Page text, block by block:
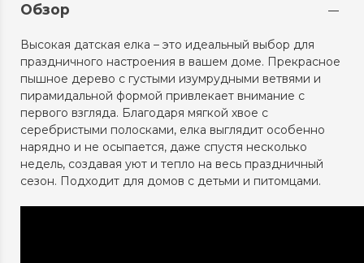
Обзор
Высокая датская елка – это идеальный выбор для
праздничного настроения в вашем доме. Прекрасное
пышное дерево с густыми изумрудными ветвями и
пирамидальной формой привлекает внимание с
первого взгляда. Благодаря мягкой хвое с
серебристыми полосками, елка выглядит особенно
нарядно и не осыпается, даже спустя несколько
недель, создавая уют и тепло на весь праздничный
сезон. Подходит для домов с детьми и питомцами.